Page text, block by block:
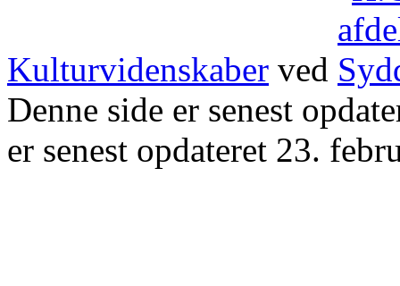
Kulturvidenskaber ved
Denne side er senest
er senest opdateret 23.